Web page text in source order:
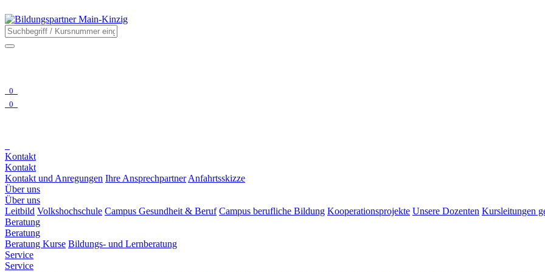
0
0
Kontakt
Kontakt
Kontakt und Anregungen Ihre Ansprechpartner Anfahrtsskizze
Über uns
Über uns
Leitbild Volkshochschule Campus Gesundheit & Beruf Campus berufliche Bildung Kooperationsprojekte Unsere Dozenten Kursleitungen
Beratung
Beratung
Beratung Kurse Bildungs- und Lernberatung
Service
Service